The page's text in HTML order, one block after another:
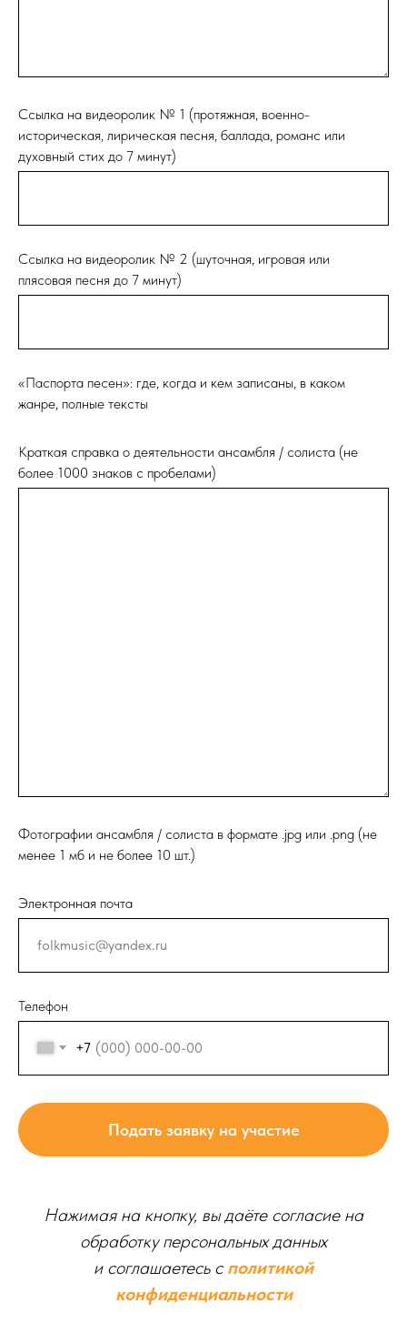
Ссылка на видеоролик № 1 (протяжная, военно-
историческая, лирическая песня, баллада, романс или
духовный стих до 7 минут)
Ссылка на видеоролик № 2 (шуточная, игровая или
плясовая песня до 7 минут)
«Паспорта песен»: где, когда и кем записаны, в каком
жанре, полные тексты
Краткая справка о деятельности ансамбля / солиста (не
более 1000 знаков с пробелами)
Фотографии ансамбля / солиста в формате .jpg или .png (не
менее 1 мб и не более 10 шт.)
Электронная почта
Телефон
+7
Подать заявку на участие
Нажимая на кнопку, вы даёте согласие на
обработку персональных данных
и соглашаетесь c политикой
конфиденциальности